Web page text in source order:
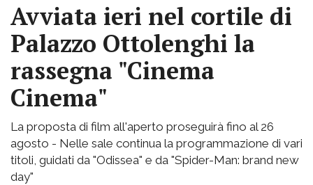
Avviata ieri nel cortile di
Palazzo Ottolenghi la
rassegna "Cinema
Cinema"
La proposta di film all'aperto proseguirà fino al 26
agosto - Nelle sale continua la programmazione di vari
titoli, guidati da "Odissea" e da "Spider-Man: brand new
day"